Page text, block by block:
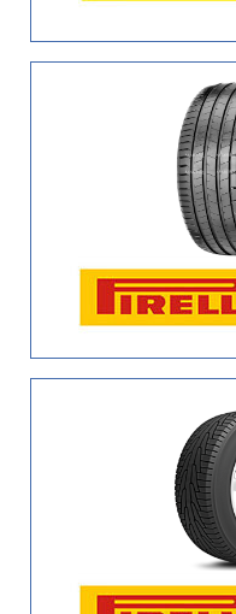
Tutti i tipi (11)
Furgone (0)
Camper (0)
Run flat
Runflat (0)